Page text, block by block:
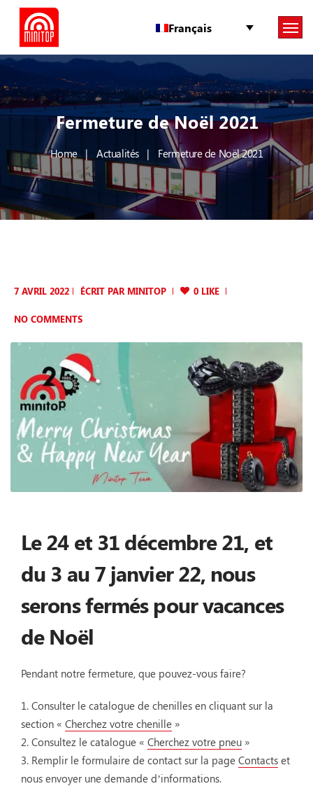
Français
Fermeture de Noël 2021
Home Actualités Fermeture de Noël 2021
7 AVRIL 2022 ÉCRIT PAR MINITOP 0 LIKE
NO COMMENTS
Le 24 et 31 décembre 21, et
du 3 au 7 janvier 22, nous
serons fermés pour vacances
de Noël
Pendant notre fermeture, que pouvez-vous faire?
1. Consulter le catalogue de chenilles en cliquant sur la
section « Cherchez votre chenille »
2. Consultez le catalogue « Cherchez votre pneu »
3. Remplir le formulaire de contact sur la page Contacts et
nous envoyer une demande d’informations.